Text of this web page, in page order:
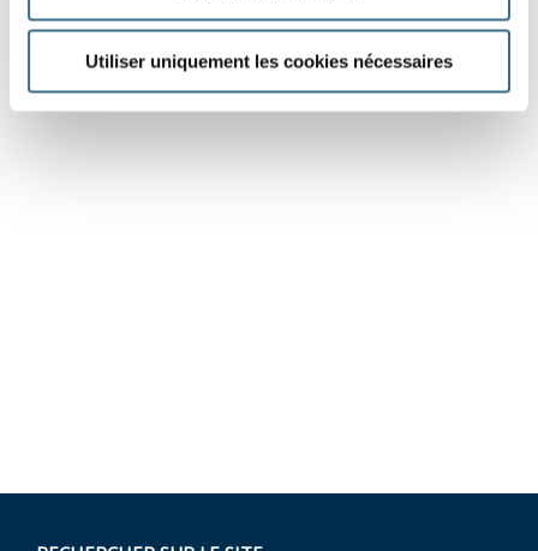
Utiliser uniquement les cookies nécessaires